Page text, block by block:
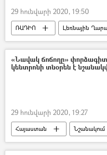
29 հունվարի 2020, 19:50
ՌԱԴԻՈ
Լեռնային
Ղարաբաղյան հակամարտություն
Սու-30ՍՄ կործանիչ
Ադրբեջան
հայ-
«Նավակ ճոճողը»
կենտրոնի տնօրեն է
29 հունվարի 2020, 19:27
Հայաստան Նշանակում